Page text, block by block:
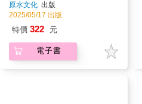
原水文化 出版
2025/05/17 出版
特價 322 元
電子書